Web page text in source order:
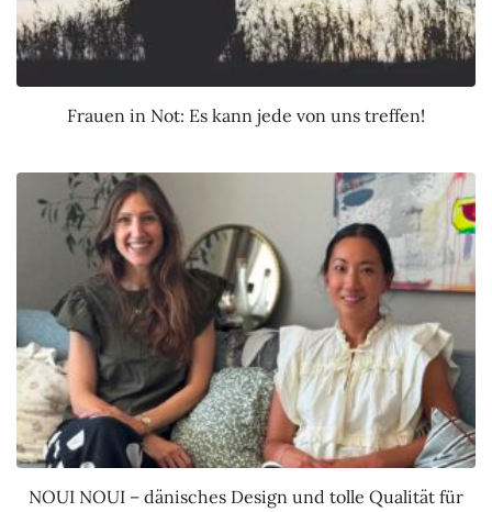
Frauen in Not: Es kann jede von uns treffen!
NOUI NOUI – dänisches Design und tolle Qualität für